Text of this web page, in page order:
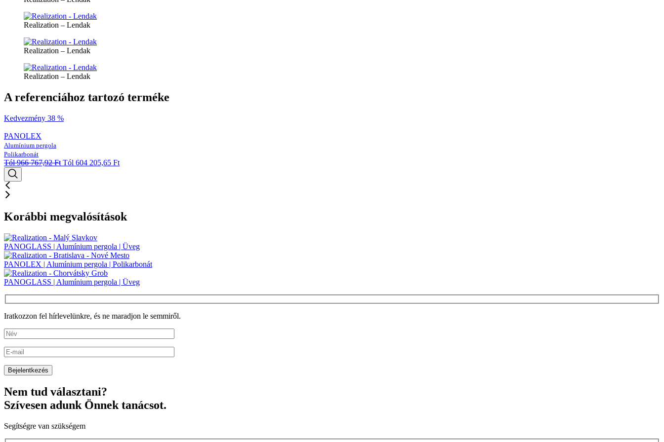
Realization – Lendak
Realization – Lendak
Realization – Lendak
A referenciához tartozó terméke
Kedvezmény 38 %
PANOLEX
Alumínium pergola
Polikarbonát
Tól966 767,92Ft Tól 604 205,65 Ft
Korábbi megvalósítások
PANOGLASS | Alumínium pergola | Üveg
PANOLEX | Alumínium pergola | Polikarbonát
PANOGLASS | Alumínium pergola | Üveg
Iratkozzon fel hírlevelünkre, és ne maradjon le semmiről.
Nem tud választani?
Szívesen adunk Önnek tanácsot.
Segítségre van szükségem